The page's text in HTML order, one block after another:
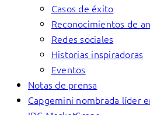
Casos de éxito
Reconocimientos de
Redes sociales
Historias inspiradoras
Eventos
Notas de prensa
Capgemini nombrada líder